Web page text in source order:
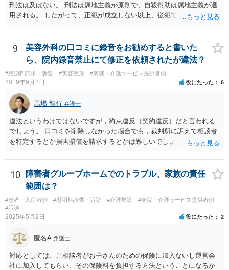
刑法は及ばない。 刑法は属地主義が原則で、自殺幇助は属地主義が適
用される。 したがって、正犯が成立しない以上、従犯である幇助は成
ることはないでしょう。 ほかに日本で成立するような犯罪はないでし
ょう。 遺灰についてはわかりません。おそらく薬物の検査はあるかも
し れませんが、禁製品にはあたらないでしょう。
9
美容外科の口コミに録音をお勧めすると書いた
ら、院内録音禁止にて修正を依頼されたが違法？
#慰謝料請求・訴訟 #美容整形 #病院・介護サービス提供者側
2019年9月2日 役にたった 6
馬場 龍行 弁護士
違法というわけではないですが，約束違反（契約違反）だと言われる
でしょう。 口コミを削除しなかった場合でも，裁判所に訴えて相談者
を特定するとか損害賠償を請求するとかは難しいでしょう。
10
障害者グループホームでのトラブル、家族の責任
範囲は？
#患者・入所者側 #慰謝料請求・訴訟 #介護施設
#病院・介護サービス提供者側
#示談
2025年5月2日 役にたった 2
匿名A 弁護士
対応としては、ご相談者がお子さんのための保険に加入ないし運営会
社に加入してもらい、その保険料を負担する方法ということになるか